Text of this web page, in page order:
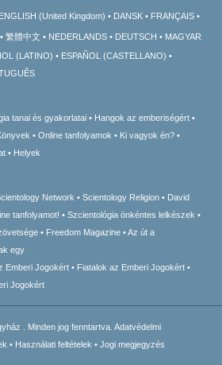
ENGLISH (United Kingdom) DANSK FRANÇAIS
繁體中文 NEDERLANDS DEUTSCH
MAGYAR
(LATINO)
ESPAÑOL (CASTELLANO)
tanai és gyakorlatai
Hangok az emberiségért
Online tanfolyamok
Ki vagyok én?
Helyek
Network Scientology Religion
David
tanfolyamot!
Szcientológia önkéntes lelkészek
Freedom Magazine
Az út a
egy
Emberi Jogokért
Fiatalok az Emberi Jogokért
Jogokért
. Minden jog fenntartva. Adatvédelmi
• Használati feltételek • Jogi megjegyzés